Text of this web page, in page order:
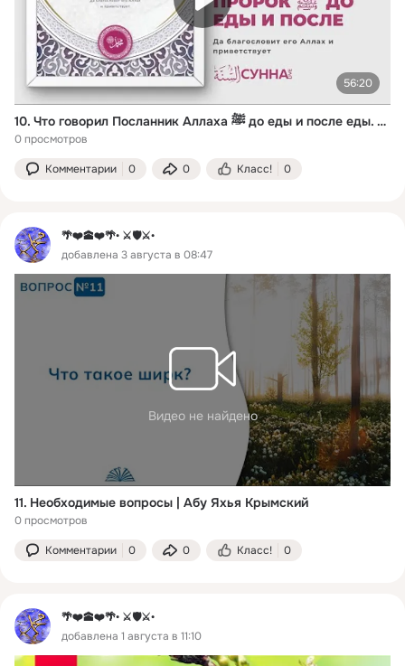
56:20
10. Что говорил Посланник Аллаха ﷺ до еды и после еды. Достоинства Пророка Мухаммада ﷺ
0 просмотров
Комментарии 0 0 Класс! 0
🌴❤️🕋❤️🌴• ⚔️🛡️⚔️•
добавлена 3 августа в 08:47
Видео не найдено
11. Необходимые вопросы | Абу Яхья Крымский
0 просмотров
Комментарии 0 0 Класс! 0
🌴❤️🕋❤️🌴• ⚔️🛡️⚔️•
добавлена 1 августа в 11:10